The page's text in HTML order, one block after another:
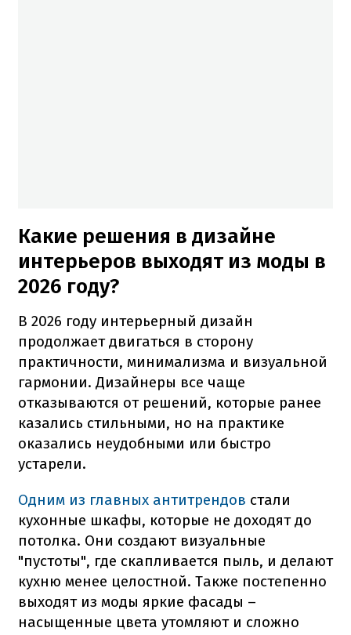
Какие решения в дизайне
интерьеров выходят из моды в
2026 году?
В 2026 году интерьерный дизайн
продолжает двигаться в сторону
практичности, минимализма и визуальной
гармонии. Дизайнеры все чаще
отказываются от решений, которые ранее
казались стильными, но на практике
оказались неудобными или быстро
устарели.
Одним из главных антитрендов стали
кухонные шкафы, которые не доходят до
потолка. Они создают визуальные
"пустоты", где скапливается пыль, и делают
кухню менее целостной. Также постепенно
выходят из моды яркие фасады –
насыщенные цвета утомляют и сложно